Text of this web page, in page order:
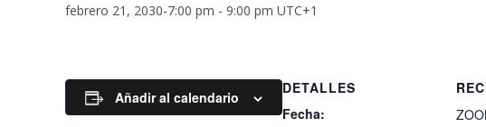
febrero 21, 2030-7:00 pm - 9:00 pm UTC+1
Añadir al calendario
DETALLES
Fecha: